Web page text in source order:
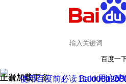
百度一
正在加载
上滑加载更多 用户反
使用百度前必读 Baidu 京
京公网安备